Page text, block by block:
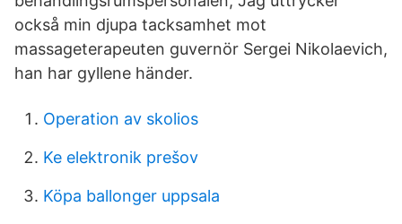
också min djupa tacksamhet mot
massageterapeuten guvernör Sergei Nikolaevich,
han har gyllene händer.
Operation av skolios
Ke elektronik prešov
Köpa ballonger uppsala